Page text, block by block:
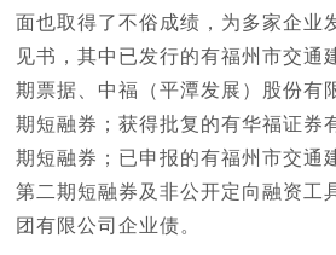
面也取得了不俗成绩，为多家企业
见书，其中已发行的有福州市交通
期票据、中福（平潭发展）股份有
期短融券；获得批复的有华福证券
期短融券；已申报的有福州市交通
第二期短融券及非公开定向融资工
团有限公司企业债。